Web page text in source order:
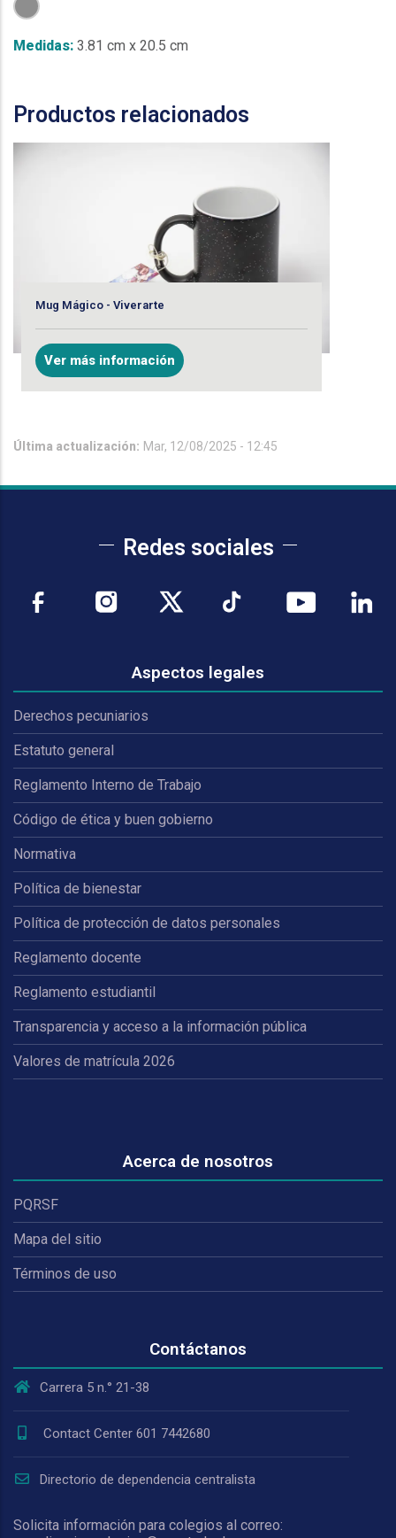
Medidas: 3.81 cm x 20.5 cm
Productos relacionados
Mug Mágico - Viverarte
Ver más información
Última actualización: Mar, 12/08/2025 - 12:45
Redes sociales
Aspectos legales
Derechos pecuniarios
Estatuto general
Reglamento Interno de Trabajo
Código de ética y buen gobierno
Normativa
Política de bienestar
Política de protección de datos personales
Reglamento docente
Reglamento estudiantil
Transparencia y acceso a la información pública
Valores de matrícula 2026
Acerca de nosotros
PQRSF
Mapa del sitio
Términos de uso
Contáctanos
Carrera 5 n.° 21-38
Contact Center 601 7442680
Directorio de dependencia centralista
Solicita información para colegios al correo: